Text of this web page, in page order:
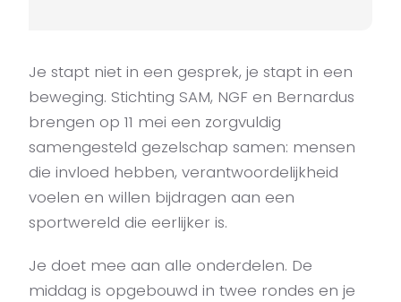
Je stapt niet in een gesprek, je stapt in een
beweging. Stichting SAM, NGF en Bernardus
brengen op 11 mei een zorgvuldig
samengesteld gezelschap samen: mensen
die invloed hebben, verantwoordelijkheid
voelen en willen bijdragen aan een
sportwereld die eerlijker is.
Je doet mee aan alle onderdelen. De
middag is opgebouwd in twee rondes en je